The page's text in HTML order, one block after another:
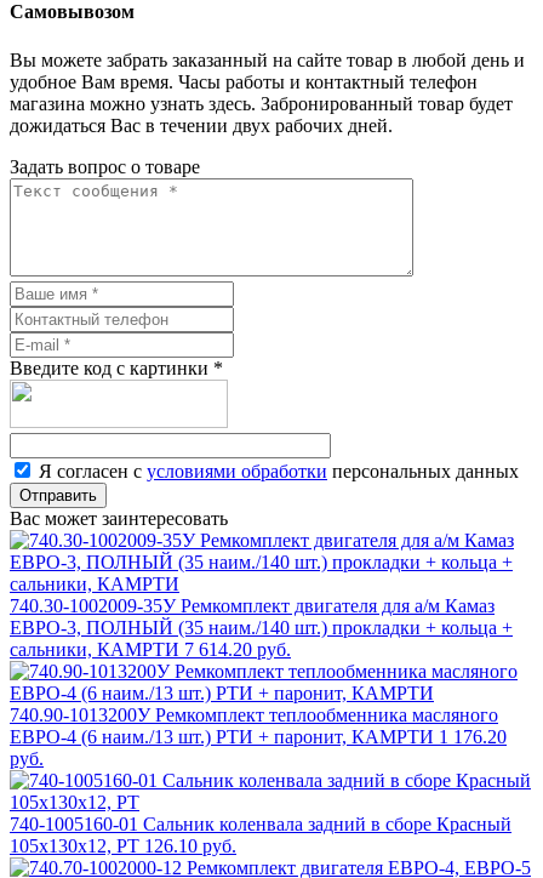
Самовывозом
Вы можете забрать заказанный на сайте товар в любой день и
удобное Вам время. Часы работы и контактный телефон
магазина можно узнать здесь. Забронированный товар будет
дожидаться Вас в течении двух рабочих дней.
Задать вопрос о товаре
Введите код с картинки *
Я согласен с условиями обработки персональных данных
Отправить
Вас может заинтересовать
740.30-1002009-35У Ремкомплект двигателя для а/м Камаз
ЕВРО-3, ПОЛНЫЙ (35 наим./140 шт.) прокладки + кольца +
сальники, КАМРТИ 7 614.20 руб.
740.90-1013200У Ремкомплект теплообменника масляного
ЕВРО-4 (6 наим./13 шт.) РТИ + паронит, КАМРТИ 1 176.20
руб.
740-1005160-01 Сальник коленвала задний в сборе Красный
105х130х12, РТ 126.10 руб.